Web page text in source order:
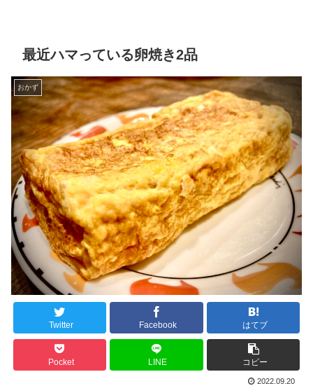
最近ハマっている卵焼き2品
おかず
Twitter Facebook はてブ
Pocket LINE コピー
2022.09.20